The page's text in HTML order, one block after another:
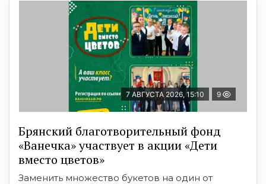
7 АВГУСТА 2026, 15:10 9
Брянский благотворительный фонд
«Ванечка» участвует в акции «Дети
вместо цветов»
Заменить множество букетов на один от